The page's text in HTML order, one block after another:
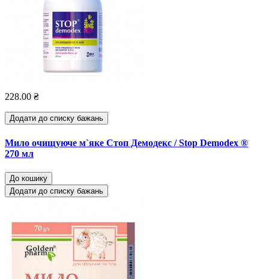
228.00 ₴
Додати до списку бажань
Мило очищуюче м`яке Стоп Демодекс / Stop Demodex ®
270 мл
До кошику
Додати до списку бажань